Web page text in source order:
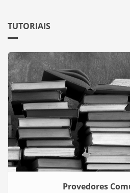
TUTORIAIS
Provedores